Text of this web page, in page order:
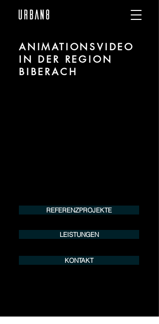
ANIMATIONSVIDEO
IN DER REGION
BIBERACH
REFERENZPROJEKTE
LEISTUNGEN
KONTAKT